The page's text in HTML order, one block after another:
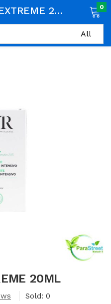
SVR SPIRIAL EXTREME 20ML 0
20ML
Sold: 0